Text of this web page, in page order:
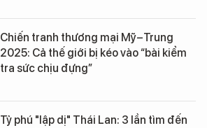
Chiến tranh thương mại Mỹ–Trung
2025: Cả thế giới bị kéo vào “bài kiểm
tra sức chịu đựng”
Tỷ phú "lập dị" Thái Lan: 3 lần tìm đến